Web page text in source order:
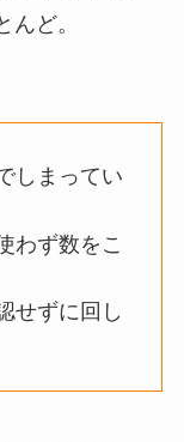
ど。
しまってい
わず数をこ
せずに回し